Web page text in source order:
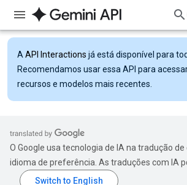
A API Interactions já está disponível para
Recomendamos usar essa API para
recursos e modelos mais recentes.
O Google usa tecnologia de IA na tradução
idioma de preferência. As traduções com IA